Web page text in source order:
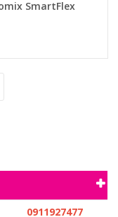
SmartFlex
0911927477